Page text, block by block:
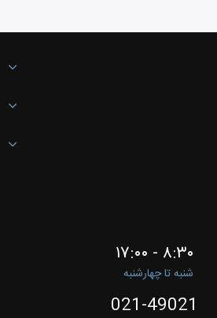
۸:۳۰ - ۱۷:۰۰
شنبه تا چهارشنبه
021-49021